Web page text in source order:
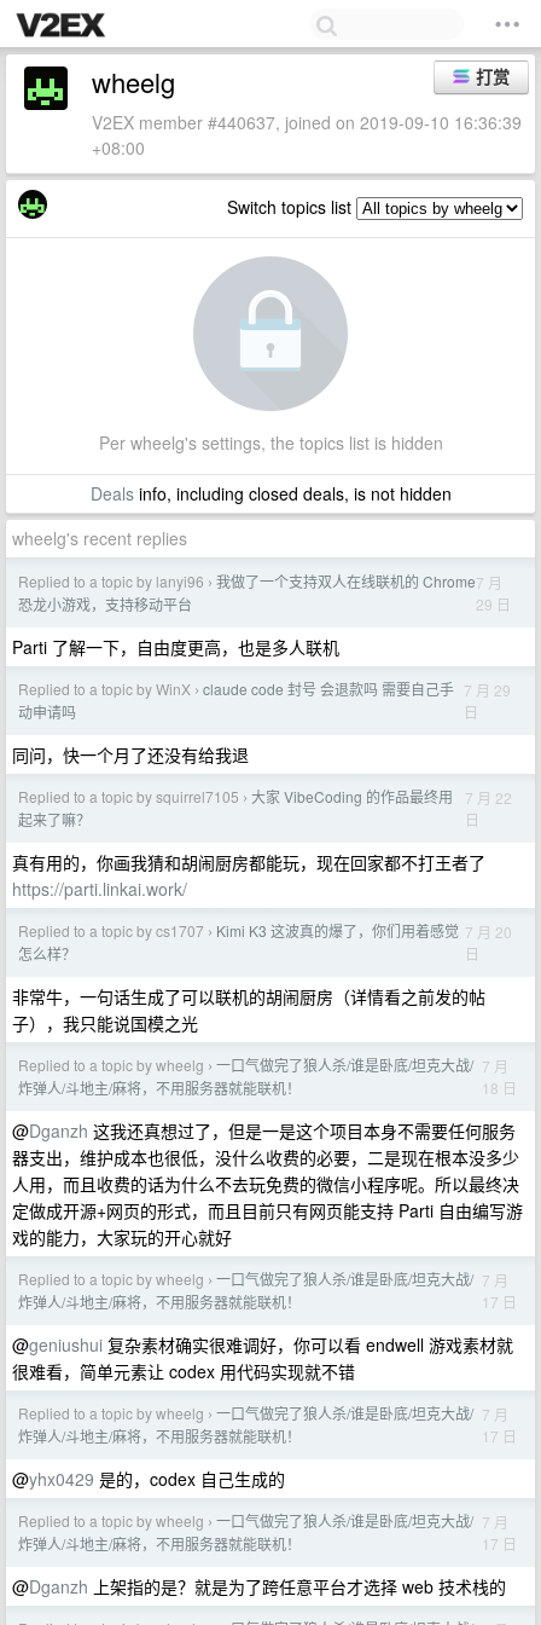
打赏
wheelg
V2EX member #440637, joined on 2019-09-10 16:36:39
+08:00
Switch topics list
Per wheelg's settings, the topics list is hidden
Dealsinfo, including closed deals, is not hidden
wheelg's recent replies
Replied to a topic by lanyi96 › 我做了一个支持双人在线联机的 Chrome
恐龙小游戏，支持移动平台
7 月
29 日
Parti 了解一下，自由度更高，也是多人联机
Replied to a topic by WinX › claude code 封号 会退款吗 需要自己手
动申请吗
7 月 29
日
同问，快一个月了还没有给我退
Replied to a topic by squirrel7105 › 大家 VibeCoding 的作品最终用
起来了嘛？
7 月 22
日
真有用的，你画我猜和胡闹厨房都能玩，现在回家都不打王者了
https://parti.linkai.work/
Replied to a topic by cs1707 › Kimi K3 这波真的爆了，你们用着感觉
怎么样？
7 月 20
日
非常牛，一句话生成了可以联机的胡闹厨房（详情看之前发的帖
子），我只能说国模之光
Replied to a topic by wheelg › 一口气做完了狼人杀/谁是卧底/坦克大战/
炸弹人/斗地主/麻将，不用服务器就能联机！
7 月
18 日
@Dganzh 这我还真想过了，但是一是这个项目本身不需要任何服务
器支出，维护成本也很低，没什么收费的必要，二是现在根本没多少
人用，而且收费的话为什么不去玩免费的微信小程序呢。所以最终决
定做成开源+网页的形式，而且目前只有网页能支持 Parti 自由编写游
戏的能力，大家玩的开心就好
Replied to a topic by wheelg › 一口气做完了狼人杀/谁是卧底/坦克大战/
炸弹人/斗地主/麻将，不用服务器就能联机！
7 月
17 日
@geniushui 复杂素材确实很难调好，你可以看 endwell 游戏素材就
很难看，简单元素让 codex 用代码实现就不错
Replied to a topic by wheelg › 一口气做完了狼人杀/谁是卧底/坦克大战/
炸弹人/斗地主/麻将，不用服务器就能联机！
7 月
17 日
@yhx0429 是的，codex 自己生成的
Replied to a topic by wheelg › 一口气做完了狼人杀/谁是卧底/坦克大战/
炸弹人/斗地主/麻将，不用服务器就能联机！
7 月
17 日
@Dganzh 上架指的是？就是为了跨任意平台才选择 web 技术栈的